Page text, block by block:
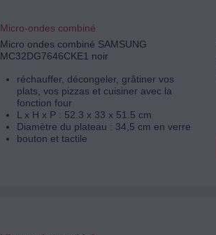
Micro-ondes combiné
Micro ondes combiné SAMSUNG
MC32DG7646CKE1 noir
réchauffer, décongeler, grâtiner vos
plats, vos pizzas et cuisiner avec la
fonction four
L x H x P : 52.3 x 33 x 51.5 cm
Diamètre du plateau : 34,5 cm en verre
bouton et tactile